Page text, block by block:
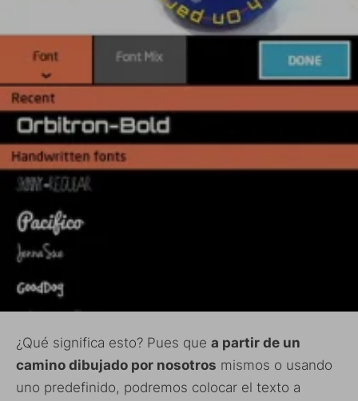
¿Qué significa esto? Pues que a partir de un
camino dibujado por nosotros mismos o usando
uno predefinido, podremos colocar el texto a